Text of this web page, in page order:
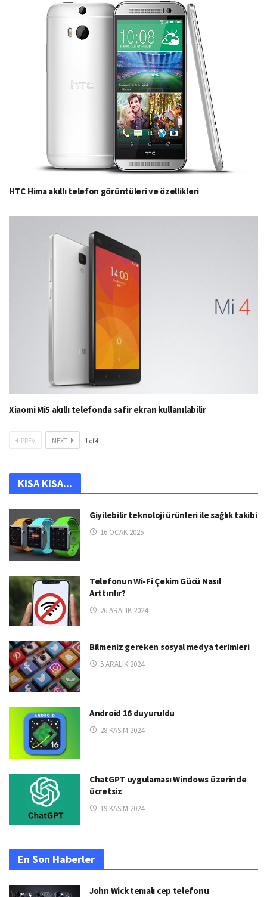
HTC Hima akıllı telefon görüntüleri ve özellikleri
Xiaomi Mi5 akıllı telefonda safir ekran kullanılabilir
PREV NEXT 1of4
KISA KISA...
Giyilebilir teknoloji ürünleri ile sağlık takibi
16 OCAK 2025
Telefonun Wi-Fi Çekim Gücü Nasıl
Arttırılır?
26 ARALIK 2024
Bilmeniz gereken sosyal medya terimleri
5 ARALIK 2024
Android 16 duyuruldu
28 KASIM 2024
ChatGPT uygulaması Windows üzerinde
ücretsiz
19 KASIM 2024
En Son Haberler
John Wick temalı cep telefonu